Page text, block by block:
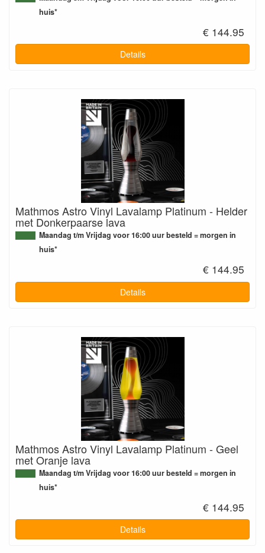
huis*
€ 144.95
Details
Mathmos Astro Vinyl Lavalamp Platinum - Helder
met Donkerpaarse lava
Maandag t/m Vrijdag voor 16:00 uur besteld = morgen in
huis*
€ 144.95
Details
Mathmos Astro Vinyl Lavalamp Platinum - Geel
met Oranje lava
Maandag t/m Vrijdag voor 16:00 uur besteld = morgen in
huis*
€ 144.95
Details